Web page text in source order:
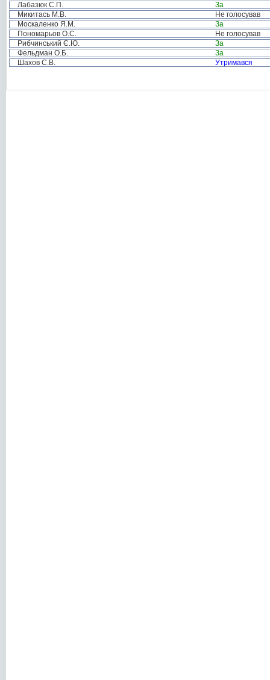
Лабазюк С.П.
За
Микитась М.В.
Не голосував
Москаленко Я.М.
За
Пономарьов О.С.
Не голосував
Рибчинський Є.Ю.
За
Фельдман О.Б.
За
Шахов С.В.
Утримався